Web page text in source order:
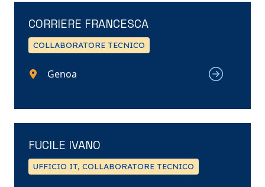
CORRIERE FRANCESCA
COLLABORATORE TECNICO
Genoa
FUCILE IVANO
UFFICIO IT, COLLABORATORE TECNICO